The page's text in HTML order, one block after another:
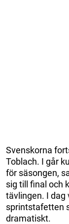
Svenskorna
Toblach. I går
för säsongen,
sig till final och
tävlingen. I dag
sprintstafetten
dramatiskt.